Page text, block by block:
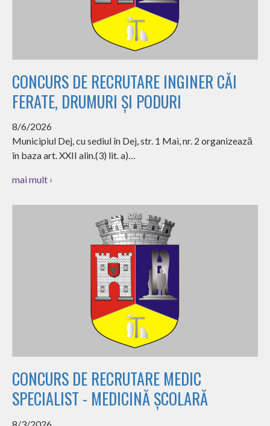
CONCURS DE RECRUTARE INGINER CĂI
FERATE, DRUMURI ȘI PODURI
8/6/2026
Municipiul Dej, cu sediul în Dej, str. 1 Mai, nr. 2 organizează
în baza art. XXII alin.(3) lit. a)…
mai mult ›
CONCURS DE RECRUTARE MEDIC
SPECIALIST - MEDICINĂ ȘCOLARĂ
8/3/2026